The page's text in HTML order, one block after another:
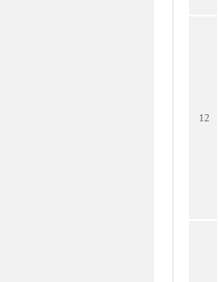
12